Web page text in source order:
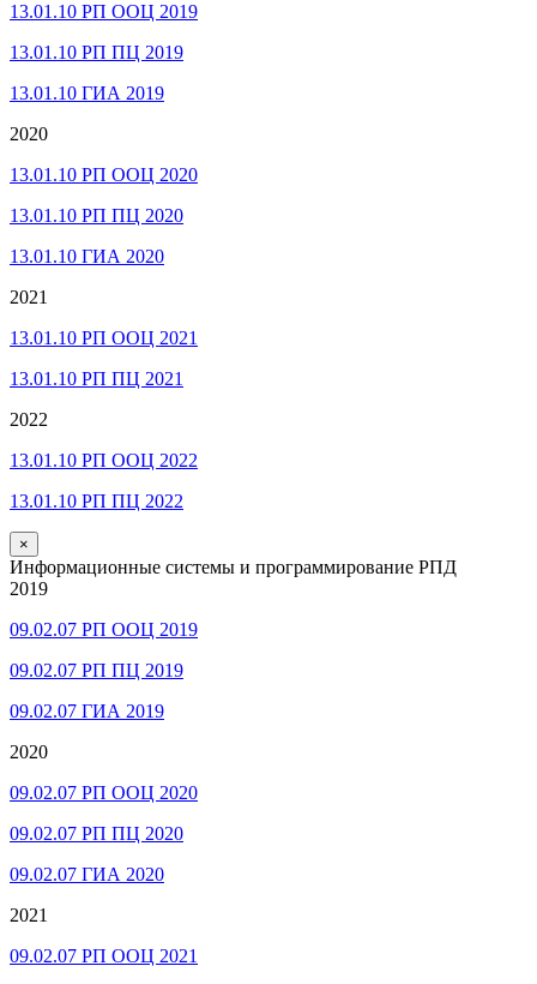
13.01.10 РП ООЦ 2019
13.01.10 РП ПЦ 2019
13.01.10 ГИА 2019
2020
13.01.10 РП ООЦ 2020
13.01.10 РП ПЦ 2020
13.01.10 ГИА 2020
2021
13.01.10 РП ООЦ 2021
13.01.10 РП ПЦ 2021
2022
13.01.10 РП ООЦ 2022
13.01.10 РП ПЦ 2022
×
Информационные системы и программирование РПД
2019
09.02.07 РП ООЦ 2019
09.02.07 РП ПЦ 2019
09.02.07 ГИА 2019
2020
09.02.07 РП ООЦ 2020
09.02.07 РП ПЦ 2020
09.02.07 ГИА 2020
2021
09.02.07 РП ООЦ 2021